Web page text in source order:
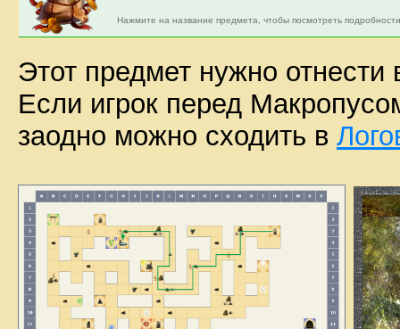
Нажмите на название предмета, чтобы посмотреть
Этот предмет нужно
Если игрок перед
заодно можно сходить в